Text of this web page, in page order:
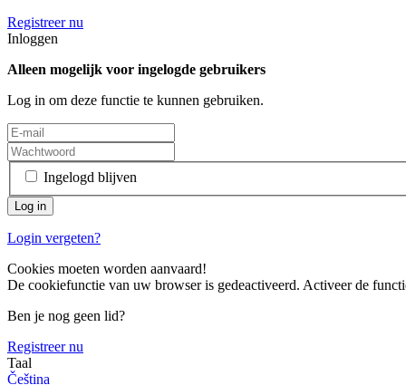
Registreer nu
Inloggen
Alleen mogelijk voor ingelogde gebruikers
Log in om deze functie te kunnen gebruiken.
Ingelogd blijven
Login vergeten?
Cookies moeten worden aanvaard!
De cookiefunctie van uw browser is gedeactiveerd. Activeer de
Ben je nog geen lid?
Registreer nu
Taal
Čeština